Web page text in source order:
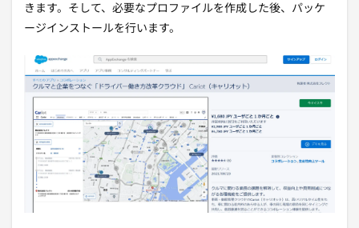
きます。そして、必要なプロファイルを作成した後、パッケ
ージインストールを行います。